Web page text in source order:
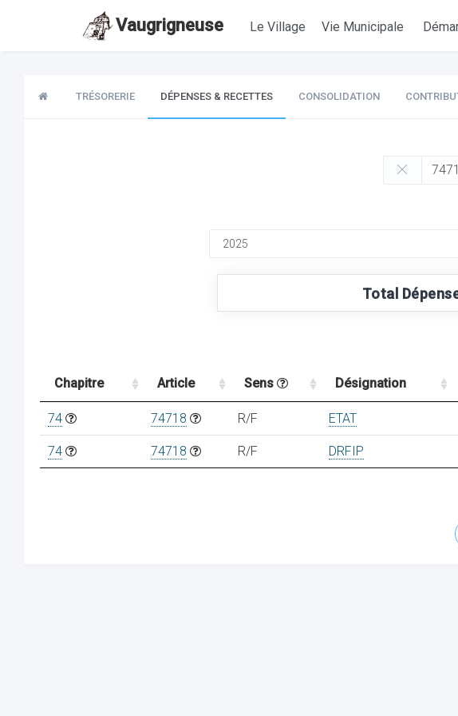
Vaugrigneuse Le Village Vie Municipale
TRÉSORERIE DÉPENSES & RECETTES CONSOLIDATION
Total
Chapitre Article Sens Désignation
74 74718 R/F ETAT
74 74718 R/F DRFIP